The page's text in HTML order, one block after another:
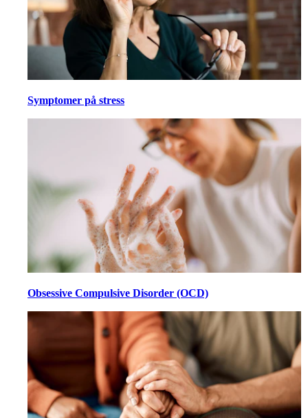
Symptomer på stress
Obsessive Compulsive Disorder (OCD)